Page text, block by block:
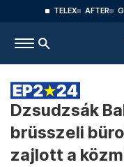
TELEX AFTER
Dzsudzsák
brüsszeli
zajlott a